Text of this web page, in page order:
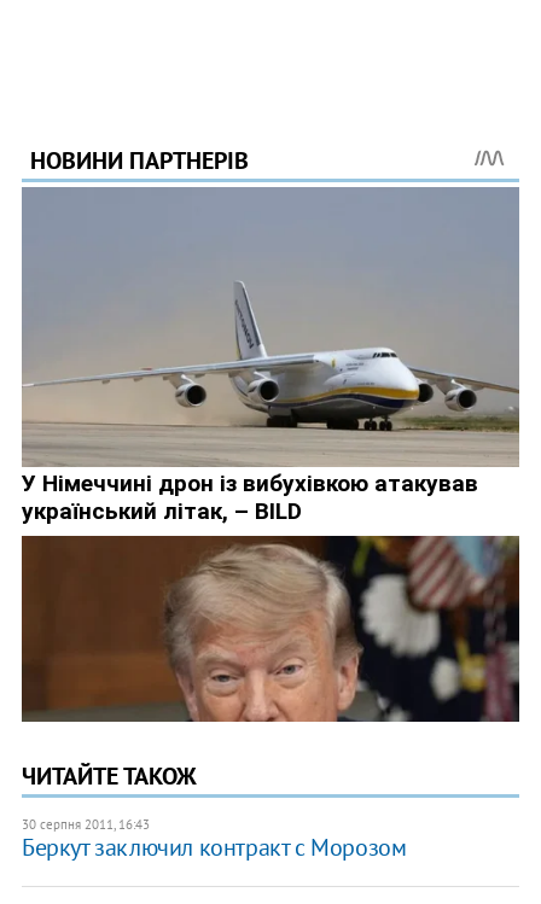
ЧИТАЙТЕ ТАКОЖ
30 серпня 2011, 16:43
Беркут заключил контракт с Морозом